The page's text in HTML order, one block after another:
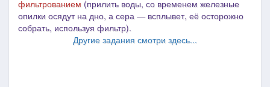
фильтрованием (прилить воды, со временем железные
опилки осядут на дно, а сера ― всплывет, её осторожно
собрать, используя фильтр).
Другие задания смотри здесь...